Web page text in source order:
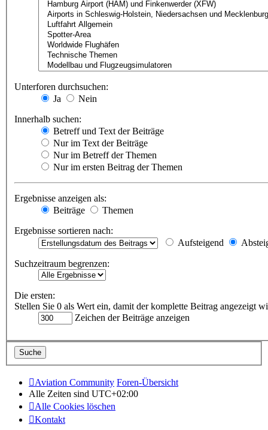
Unterforen durchsuchen:
Ja
Nein
Innerhalb suchen:
Betreff und Text der Beiträge
Nur im Text der Beiträge
Nur im Betreff der Themen
Nur im ersten Beitrag der Themen
Ergebnisse anzeigen als:
Beiträge
Themen
Ergebnisse sortieren nach:
Aufsteigend
Suchzeitraum begrenzen:
Die ersten:
Stellen Sie 0 als Wert ein, damit der komplette Beitrag angezeigt
Zeichen der Beiträge anzeigen
Aviation Community Foren-Übersicht
Alle Zeiten sind UTC+02:00
Alle Cookies löschen
Kontakt